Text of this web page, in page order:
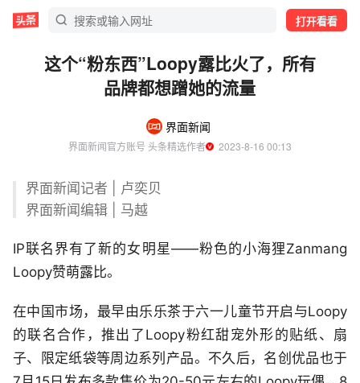
打开看看
这个“粉东西”Loopy露比火了，所有
品牌都想蹭她的流量
界面新闻
界面新闻官方账号 头条精选作者
  2023-8-16 00:13
界面新闻记者 | 卢奕贝
界面新闻编辑 | 马越
IP联名界有了新的女明星——粉色的小海狸Zanmang
Loopy赞萌露比。
在中国市场，最早由乐乐茶于六一儿童节开启与Loopy
的联名合作，推出了Loopy粉红甜宠外形的贴纸、扇
子、限定纸袋等周边系列产品。不久后，名创优品也于